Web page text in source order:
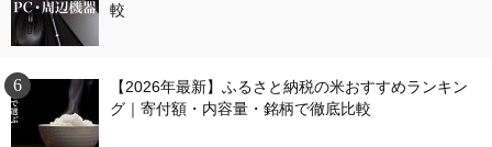
較
【2026年最新】ふるさと納税の米おすすめランキン
グ｜寄付額・内容量・銘柄で徹底比較